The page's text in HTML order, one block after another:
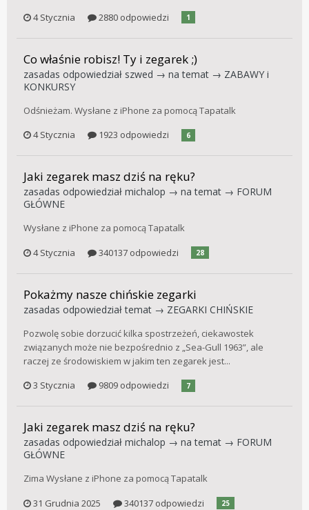
4 Stycznia
2880 odpowiedzi 1
Co właśnie robisz! Ty i zegarek ;)
zasadas odpowiedział szwed → na temat → ZABAWY i
KONKURSY
Odśnieżam. Wysłane z iPhone za pomocą Tapatalk
4 Stycznia
1923 odpowiedzi 6
Jaki zegarek masz dziś na ręku?
zasadas odpowiedział michalop → na temat → FORUM
GŁÓWNE
Wysłane z iPhone za pomocą Tapatalk
4 Stycznia
340137 odpowiedzi 28
Pokażmy nasze chińskie zegarki
zasadas odpowiedział temat → ZEGARKI CHIŃSKIE
Pozwolę sobie dorzucić kilka spostrzeżeń, ciekawostek
związanych może nie bezpośrednio z „Sea-Gull 1963”, ale
raczej ze środowiskiem w jakim ten zegarek jest...
3 Stycznia
9809 odpowiedzi 7
Jaki zegarek masz dziś na ręku?
zasadas odpowiedział michalop → na temat → FORUM
GŁÓWNE
Zima Wysłane z iPhone za pomocą Tapatalk
31 Grudnia 2025
340137 odpowiedzi 25